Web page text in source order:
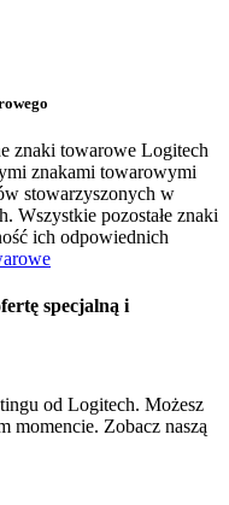
znaki towarowe Logitech
znakami towarowymi
stowarzyszonych w
Wszystkie pozostałe znaki
ich odpowiednich
specjalną i
od Logitech. Możesz
momencie. Zobacz naszą